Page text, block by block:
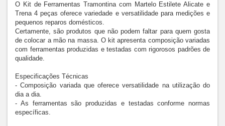
O Kit de Ferramentas Tramontina com Martelo Estilete Alicate e
Trena 4 peças oferece variedade e versatilidade para medições e
pequenos reparos domésticos.
Certamente, são produtos que não podem faltar para quem gosta
de colocar a mão na massa. O kit apresenta composição variadas
com ferramentas produzidas e testadas com rigorosos padrões de
qualidade.
Especificações Técnicas
- Composição variada que oferece versatilidade na utilização do
dia a dia.
- As ferramentas são produzidas e testadas conforme normas
específicas.